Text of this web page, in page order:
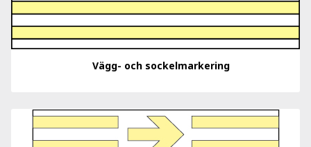
Vägg- och sockelmarkering